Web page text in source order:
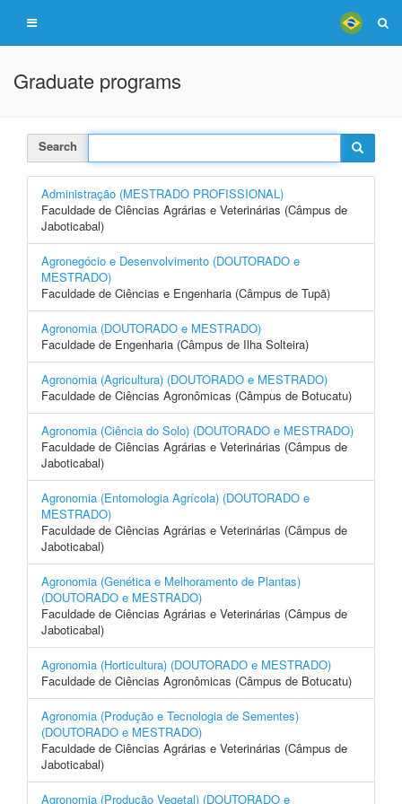
Graduate programs
Search
Administração (MESTRADO PROFISSIONAL)
Faculdade de Ciências Agrárias e Veterinárias (Câmpus de
Jaboticabal)
Agronegócio e Desenvolvimento (DOUTORADO e
MESTRADO)
Faculdade de Ciências e Engenharia (Câmpus de Tupã)
Agronomia (DOUTORADO e MESTRADO)
Faculdade de Engenharia (Câmpus de Ilha Solteira)
Agronomia (Agricultura) (DOUTORADO e MESTRADO)
Faculdade de Ciências Agronômicas (Câmpus de Botucatu)
Agronomia (Ciência do Solo) (DOUTORADO e MESTRADO)
Faculdade de Ciências Agrárias e Veterinárias (Câmpus de
Jaboticabal)
Agronomia (Entomologia Agrícola) (DOUTORADO e
MESTRADO)
Faculdade de Ciências Agrárias e Veterinárias (Câmpus de
Jaboticabal)
Agronomia (Genética e Melhoramento de Plantas)
(DOUTORADO e MESTRADO)
Faculdade de Ciências Agrárias e Veterinárias (Câmpus de
Jaboticabal)
Agronomia (Horticultura) (DOUTORADO e MESTRADO)
Faculdade de Ciências Agronômicas (Câmpus de Botucatu)
Agronomia (Produção e Tecnologia de Sementes)
(DOUTORADO e MESTRADO)
Faculdade de Ciências Agrárias e Veterinárias (Câmpus de
Jaboticabal)
Agronomia (Produção Vegetal) (DOUTORADO e